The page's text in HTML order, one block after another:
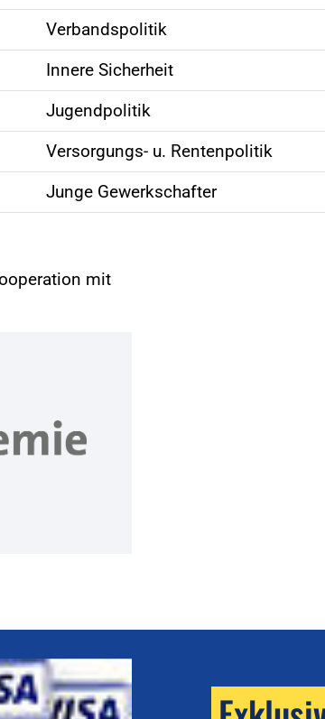
Verbandspolitik
Innere Sicherheit
Jugendpolitik
Versorgungs- u. Rentenpolitik
Junge Gewerkschafter
mit